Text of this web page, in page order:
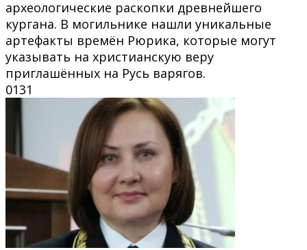
археологические раскопки древнейшего
кургана. В могильнике нашли уникальные
артефакты времён Рюрика, которые могут
указывать на христианскую веру
приглашённых на Русь варягов.
0131